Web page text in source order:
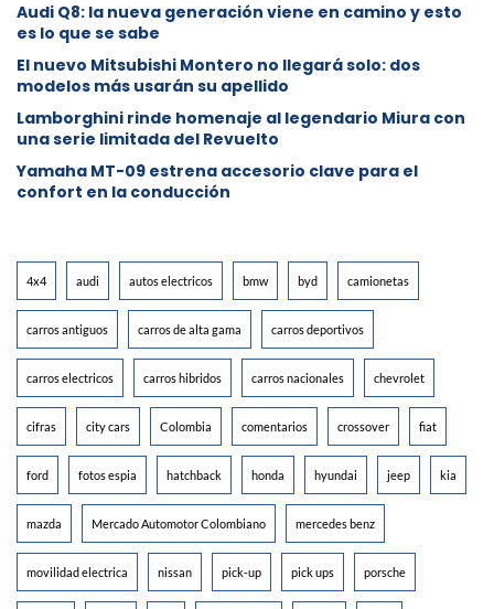
Audi Q8: la nueva generación viene en camino y esto
es lo que se sabe
⁠El nuevo Mitsubishi Montero no llegará solo: dos
modelos más usarán su apellido
Lamborghini rinde homenaje al legendario Miura con
una serie limitada del Revuelto
Yamaha MT-09 estrena accesorio clave para el
confort en la conducción
4x4 audi autos electricos bmw byd camionetas
carros antiguos carros de alta gama carros deportivos
carros electricos carros hibridos carros nacionales chevrolet
cifras city cars Colombia comentarios crossover fiat
ford fotos espia hatchback honda hyundai jeep kia
mazda Mercado Automotor Colombiano mercedes benz
movilidad electrica nissan pick-up pick ups porsche